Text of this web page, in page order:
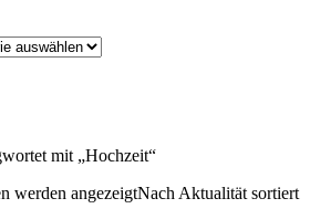
mit „Hochzeit“
werden angezeigtNach Aktualität sortiert